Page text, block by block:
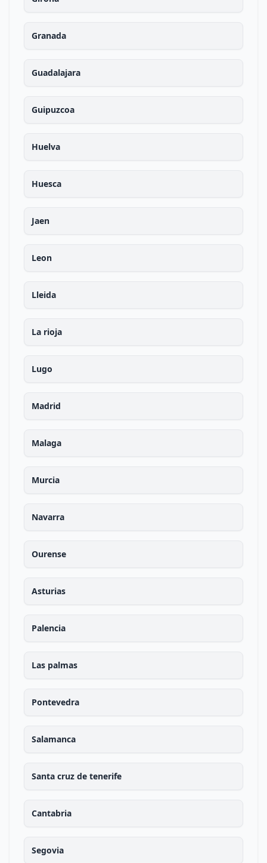
Granada
Guadalajara
Guipuzcoa
Huelva
Huesca
Jaen
Leon
Lleida
La rioja
Lugo
Madrid
Malaga
Murcia
Navarra
Ourense
Asturias
Palencia
Las palmas
Pontevedra
Salamanca
Santa cruz de tenerife
Cantabria
Segovia